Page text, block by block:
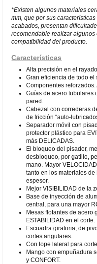
*Existen algunos materiales
mm, que por sus
acabados, presentan
recomendable realizar algunos
compatibilidad del producto.
Características
Alta precisión en el rayado.
Gran eficiencia de todo el
Componentes reforzados.
Guías de acero tubulares
pared.
Cabezal con correderas
de fricción “auto-
Separador móvil con
protector plástico para
más DELICADAS.
El bloqueo del pisador,
desbloqueo, por gatillo,
mano. Mayor
tanto en los materiales
espesor.
Mejor VISIBILIDAD de la
Base de inyección de
central, para una mayor
Mesas flotantes de acero
ESTABILIDAD en el corte.
Escuadra giratoria, de
cortes angulares.
Con tope lateral para
Mango con empuñadura
y CONFORT.